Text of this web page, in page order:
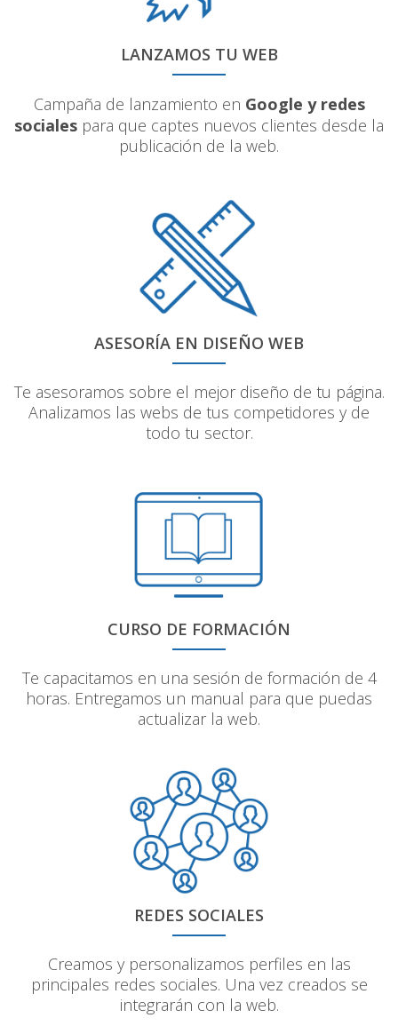
LANZAMOS TU WEB
Campaña de lanzamiento en Google y redes
sociales para que captes nuevos clientes desde la
publicación de la web.
ASESORÍA EN DISEÑO WEB
Te asesoramos sobre el mejor diseño de tu página.
Analizamos las webs de tus competidores y de
todo tu sector.
CURSO DE FORMACIÓN
Te capacitamos en una sesión de formación de 4
horas. Entregamos un manual para que puedas
actualizar la web.
REDES SOCIALES
Creamos y personalizamos perfiles en las
principales redes sociales. Una vez creados se
integrarán con la web.